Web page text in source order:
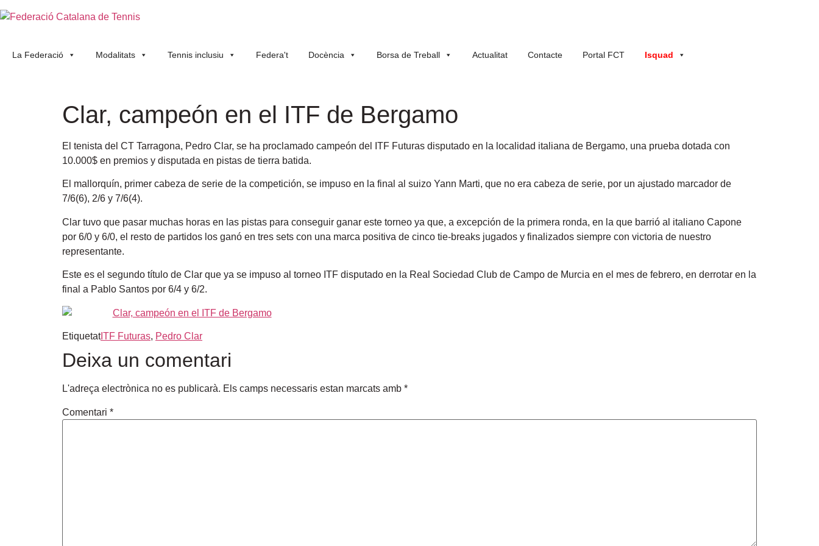
La Federació Modalitats Tennis inclusiu Federa't Docència Borsa de Treball Actualitat Contacte Portal FCT Isquad
Clar, campeón en el ITF de Bergamo
El tenista del CT Tarragona, Pedro Clar, se ha proclamado campeón del ITF Futuras disputado en la localidad italiana de Bergamo, una prueba dotada con
10.000$ en premios y disputada en pistas de tierra batida.
El mallorquín, primer cabeza de serie de la competición, se impuso en la final al suizo Yann Marti, que no era cabeza de serie, por un ajustado marcador de
7/6(6), 2/6 y 7/6(4).
Clar tuvo que pasar muchas horas en las pistas para conseguir ganar este torneo ya que, a excepción de la primera ronda, en la que barrió al italiano Capone
por 6/0 y 6/0, el resto de partidos los ganó en tres sets con una marca positiva de cinco tie-breaks jugados y finalizados siempre con victoria de nuestro
representante.
Este es el segundo título de Clar que ya se impuso al torneo ITF disputado en la Real Sociedad Club de Campo de Murcia en el mes de febrero, en derrotar en la
final a Pablo Santos por 6/4 y 6/2.
EtiquetatITF Futuras, Pedro Clar
Deixa un comentari
L'adreça electrònica no es publicarà. Els camps necessaris estan marcats amb *
Comentari *